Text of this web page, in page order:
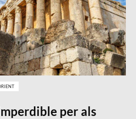
per als